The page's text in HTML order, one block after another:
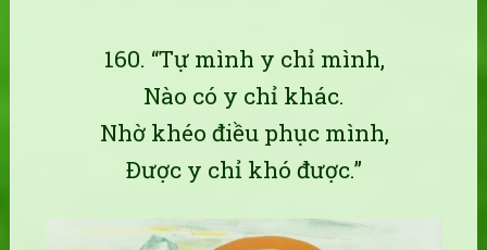
160. “Tự mình y chỉ mình,
Nào có y chỉ khác.
Nhờ khéo điều phục mình,
Ðược y chỉ khó được.”